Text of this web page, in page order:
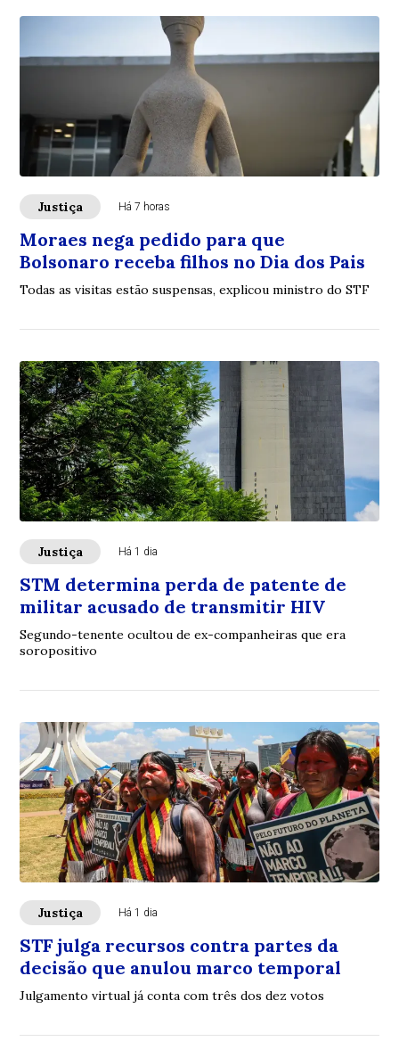
Justiça Há 7 horas
Moraes nega pedido para que
Bolsonaro receba filhos no Dia dos Pais
Todas as visitas estão suspensas, explicou ministro do STF
Justiça Há 1 dia
STM determina perda de patente de
militar acusado de transmitir HIV
Segundo-tenente ocultou de ex-companheiras que era
soropositivo
Justiça Há 1 dia
STF julga recursos contra partes da
decisão que anulou marco temporal
Julgamento virtual já conta com três dos dez votos